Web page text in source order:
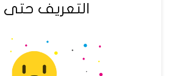
التعريف حتى